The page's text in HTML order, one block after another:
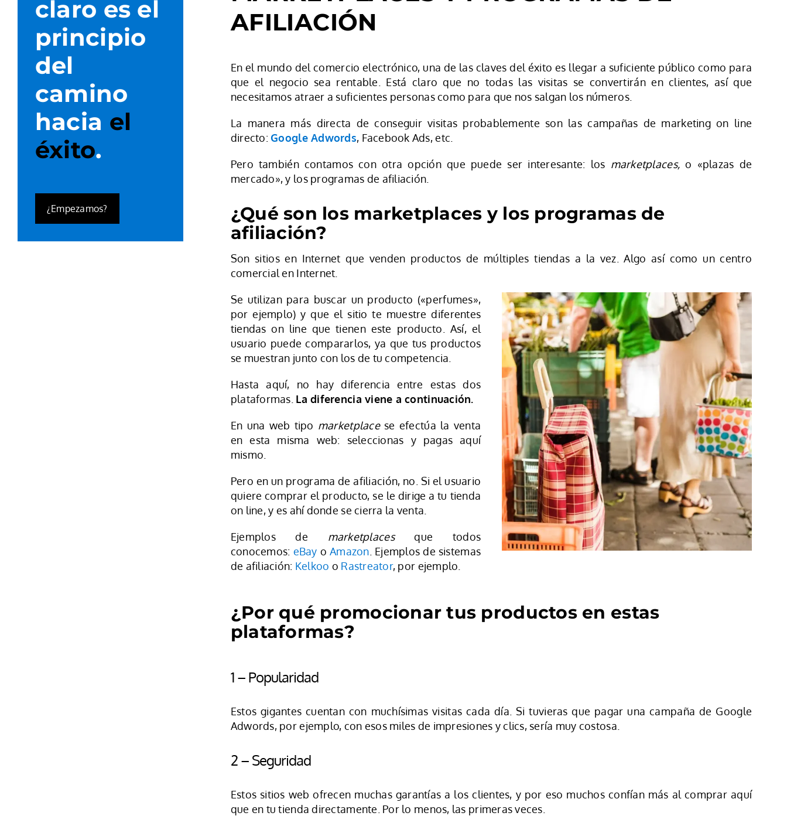
claro es el
principio
del
camino
hacia el
éxito.
¿Empezamos?
AFILIACIÓN
En el mundo del comercio electrónico, una de las claves del éxito es llegar a suficiente público como para
que el negocio sea rentable. Está claro que no todas las visitas se convertirán en clientes, así que
necesitamos atraer a suficientes personas como para que nos salgan los números.
La manera más directa de conseguir visitas probablemente son las campañas de marketing on line
directo:Google Adwords, Facebook Ads, etc.
Pero también contamos con otra opción que puede ser interesante: los marketplaces,o «plazas de
mercado», y los programas de afiliación.
¿Qué son los marketplaces y los programas de
afiliación?
Son sitios en Internet que venden productos de múltiples tiendas a la vez. Algo así como un centro
comercial en Internet.
Se utilizan para buscar un producto («perfumes»,
por ejemplo) y que el sitio te muestre diferentes
tiendas on line que tienen este producto. Así, el
usuario puede compararlos, ya que tus productos
se muestran junto con los de tu competencia.
Hasta aquí, no hay diferencia entre estas dos
plataformas. La diferencia viene a continuación.
En una web tipo marketplacese efectúa la venta
en esta misma web: seleccionas y pagas aquí
mismo.
Pero en un programa de afiliación, no. Si el usuario
quiere comprar el producto, se le dirige a tu tienda
on line, y es ahí donde se cierra la venta.
Ejemplos de marketplacesque todos
conocemos: eBay oAmazon . Ejemplos de sistemas
de afiliación: Kelkoo o Rastreator, por ejemplo.
¿Por qué promocionar tus productos en estas
plataformas?
1 – Popularidad
Estos gigantes cuentan con muchísimas visitas cada día. Si tuvieras que pagar una campaña de Google
Adwords, por ejemplo, con esos miles de impresiones y clics, sería muy costosa.
2 – Seguridad
Estos sitios web ofrecen muchas garantías a los clientes, y por eso muchos confían más al comprar aquí
que en tu tienda directamente. Por lo menos, las primeras veces.